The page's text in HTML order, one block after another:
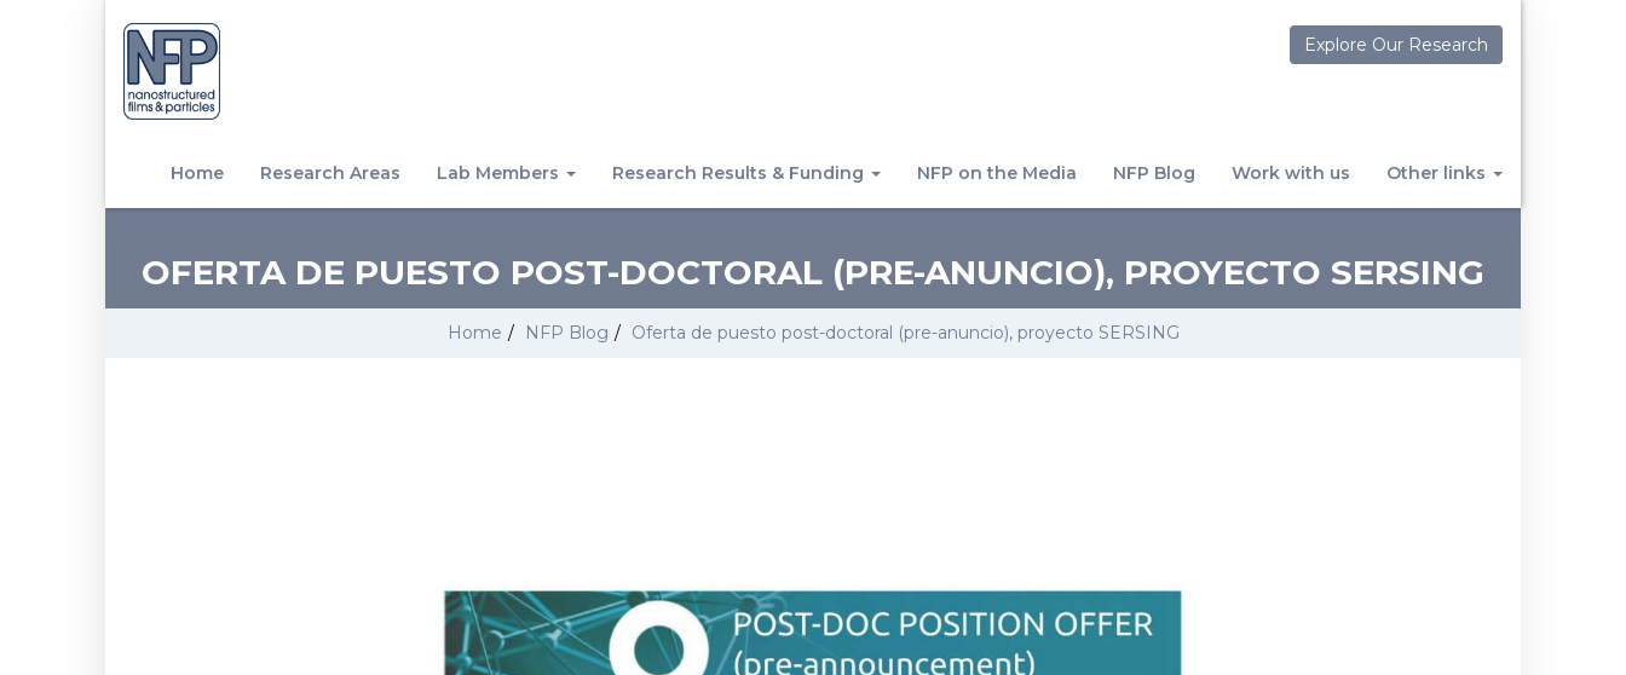
Explore Our Research
Home Research Areas Lab Members Research Results & Funding NFP on the Media NFP Blog Work with us Other links
OFERTA DE PUESTO POST-DOCTORAL (PRE-ANUNCIO), PROYECTO SERSING
Home / NFP Blog / Oferta de puesto post-doctoral (pre-anuncio), proyecto SERSING